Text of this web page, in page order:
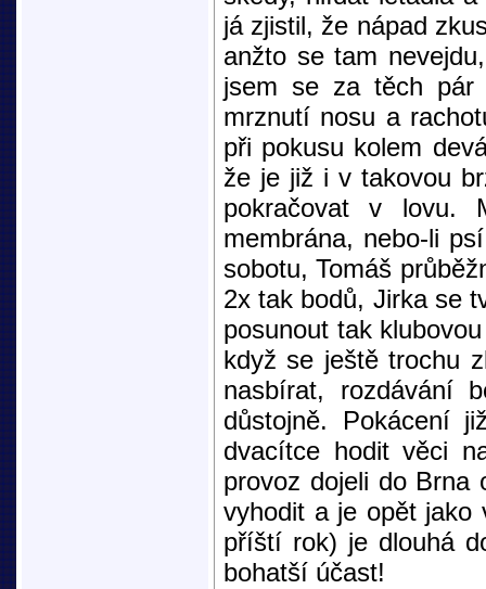
já zjistil, že nápad
anžto se tam
jsem se za těch pár
mrznutí nosu a
při pokusu kolem
že je již i v takovou
pokračovat v lovu.
membrána, nebo-li
sobotu, Tomáš
2x tak bodů, Jirka se
posunout tak
když se ještě trochu
nasbírat, rozdávání
důstojně. Pokácení
dvacítce hodit věci
provoz dojeli do Brna
vyhodit a je opět jako
příští rok) je dlouhá
bohatší účast!